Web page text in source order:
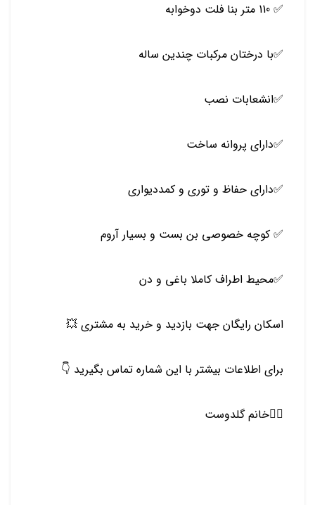
✅ 110 متر بنا فلت دو‌خوابه
✅با درختان مرکبات چندین ساله
✅انشعابات نصب
✅دارای پروانه ساخت
✅دارای حفاظ و توری و کمددیواری
✅ کوچه خصوصی بن بست و بسیار آروم
✅محیط اطراف کاملا باغی و دن
اسکان رایگان جهت بازدید و خرید به مشتری 💥
برای اطلاعات بیشتر با این شماره تماس بگیرید 👇
🙎‍♀️خانم گلدوست